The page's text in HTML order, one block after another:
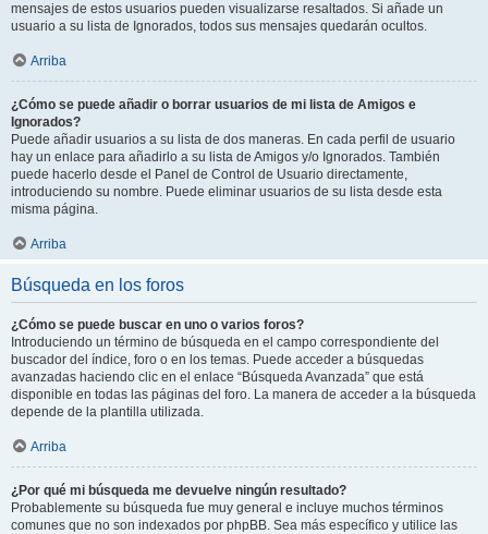
mensajes de estos usuarios pueden visualizarse resaltados. Si añade un
usuario a su lista de Ignorados, todos sus mensajes quedarán ocultos.
Arriba
¿Cómo se puede añadir o borrar usuarios de mi lista de Amigos e
Ignorados?
Puede añadir usuarios a su lista de dos maneras. En cada perfil de usuario
hay un enlace para añadirlo a su lista de Amigos y/o Ignorados. También
puede hacerlo desde el Panel de Control de Usuario directamente,
introduciendo su nombre. Puede eliminar usuarios de su lista desde esta
misma página.
Arriba
Búsqueda en los foros
¿Cómo se puede buscar en uno o varios foros?
Introduciendo un término de búsqueda en el campo correspondiente del
buscador del índice, foro o en los temas. Puede acceder a búsquedas
avanzadas haciendo clic en el enlace “Búsqueda Avanzada” que está
disponible en todas las páginas del foro. La manera de acceder a la búsqueda
depende de la plantilla utilizada.
Arriba
¿Por qué mi búsqueda me devuelve ningún resultado?
Probablemente su búsqueda fue muy general e incluye muchos términos
comunes que no son indexados por phpBB. Sea más específico y utilice las